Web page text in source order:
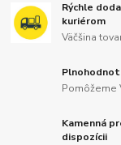
Rýchle
kuriérom
Väčšina
Pomôžeme
Kamenná
dispozícii